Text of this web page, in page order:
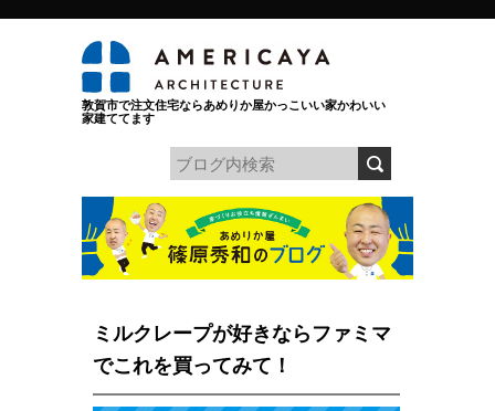
敦賀市で注文住宅ならあめりか屋かっこいい家かわいい
家建ててます
ミルクレープが好きならファミマ
でこれを買ってみて！